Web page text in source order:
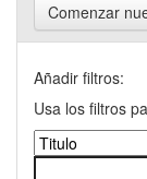
Comenzar
Añadir filtros:
Usa los filtros